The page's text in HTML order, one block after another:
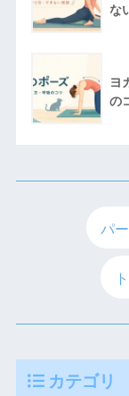
な
ヨ
の
パ
カテゴリ